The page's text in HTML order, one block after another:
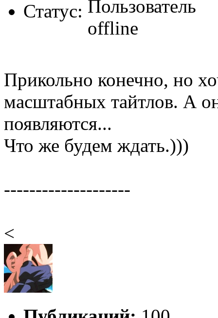
Статус:
Прикольно конечно, но
масштабных тайтлов. А
появляются...
Что же будем ждать.)))
--------------------
<